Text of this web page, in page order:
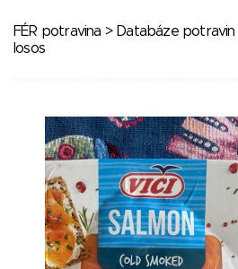
FÉR potravina > Databáze potravin
losos